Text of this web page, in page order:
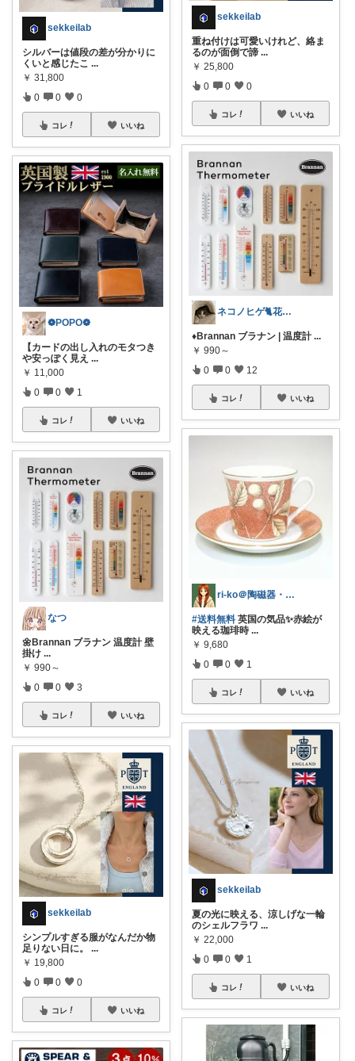
sekkeilab
シルバーは値段の差が分かりに
くいと感じたこ ...
￥ 31,800
0 0 0
コレ いいね
❁POPO❁
【カードの出し入れのモタつき
や安っぽく見え ...
￥ 11,000
0 0 1
コレ いいね
なつ
🌼Brannan ブラナン 温度計 壁
掛け ...
￥ 990～
0 0 3
コレ いいね
sekkeilab
シンプルすぎる服がなんだか物
足りない日に。
...
￥ 19,800
0 0 0
コレ いいね
sekkeilab
重ね付けは可愛いけれど、絡ま
るのが面倒で諦 ...
￥ 25,800
0 0 0
コレ いいね
ネコノヒゲ🐈花好きオタクの庭🪴
♦Brannan ブラナン | 温度計...
￥ 990～
0 0 12
コレ いいね
ri-ko＠陶磁器・インテリア雑貨好き
#送料無料 英国の気品✨赤絵が
映える珈琲時 ...
￥ 9,680
0 0 1
コレ いいね
sekkeilab
夏の光に映える、涼しげな一輪
のシェルフラワ ...
￥ 22,000
0 0 1
コレ いいね